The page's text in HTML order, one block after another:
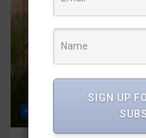
राज्य
SIGN UP